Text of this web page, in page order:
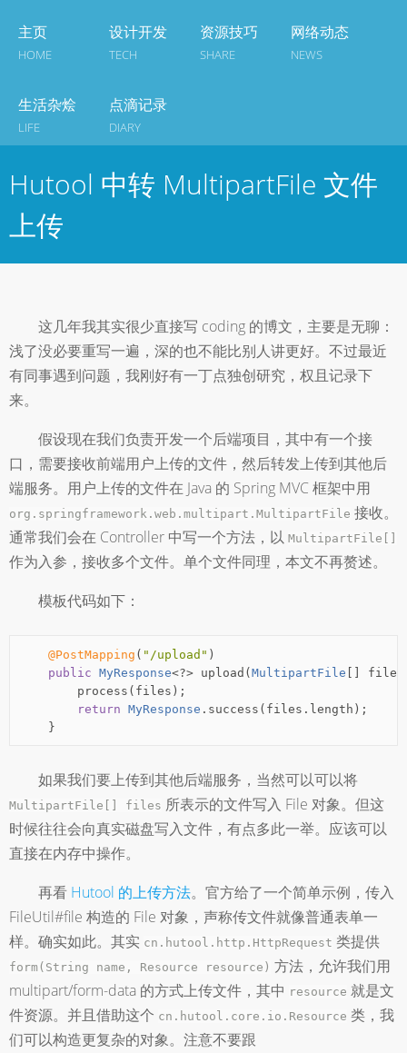
主页
HOME
设计开发
TECH
资源技巧
SHARE
网络动态
NEWS
生活杂烩
LIFE
点滴记录
DIARY
Hutool 中转 MultipartFile 文件
上传
这几年我其实很少直接写 coding 的博文，主要是无聊：
浅了没必要重写一遍，深的也不能比别人讲更好。不过最近
有同事遇到问题，我刚好有一丁点独创研究，权且记录下
来。
假设现在我们负责开发一个后端项目，其中有一个接
口，需要接收前端用户上传的文件，然后转发上传到其他后
端服务。用户上传的文件在 Java 的 Spring MVC 框架中用
org.springframework.web.multipart.MultipartFile 接收。
通常我们会在 Controller 中写一个方法，以 MultipartFile[]
作为入参，接收多个文件。单个文件同理，本文不再赘述。
模板代码如下：
@PostMapping ( "/upload" )
public MyResponse<?> upload ( MultipartFile files
        process
( files );
return MyResponse . success ( files . length );
}
如果我们要上传到其他后端服务，当然可以可以将
MultipartFile[] files 所表示的文件写入 File 对象。但这
时候往往会向真实磁盘写入文件，有点多此一举。应该可以
直接在内存中操作。
再看 Hutool 的上传方法。官方给了一个简单示例，传入
FileUtil#file 构造的 File 对象，声称传文件就像普通表单一
样。确实如此。其实 cn.hutool.http.HttpRequest 类提供
form(String name, Resource resource) 方法，允许我们用
multipart/form-data 的方式上传文件，其中 resource 就是文
件资源。并且借助这个 cn.hutool.core.io.Resource 类，我
们可以构造更复杂的对象。注意不要跟